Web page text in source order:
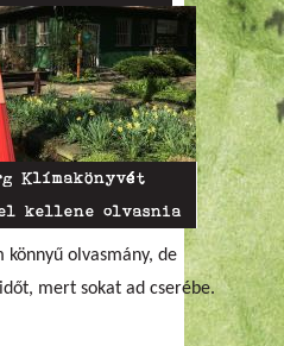
Klímakönyvét
kellene olvasnia
könnyű olvasmány, de
mert sokat ad cserébe.